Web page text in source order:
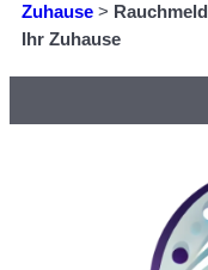
Zuhause >
Ihr Zuhause